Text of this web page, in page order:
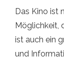
Das Kino ist
Möglichkeit,
ist auch ein
und